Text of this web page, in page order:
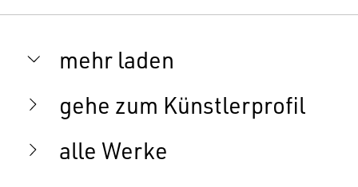
mehr laden
gehe zum Künstlerprofil
alle Werke